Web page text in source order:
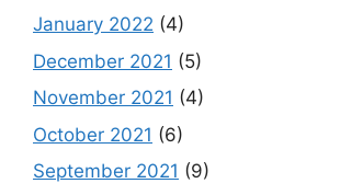
January 2022 (4)
December 2021 (5)
November 2021 (4)
October 2021 (6)
September 2021 (9)